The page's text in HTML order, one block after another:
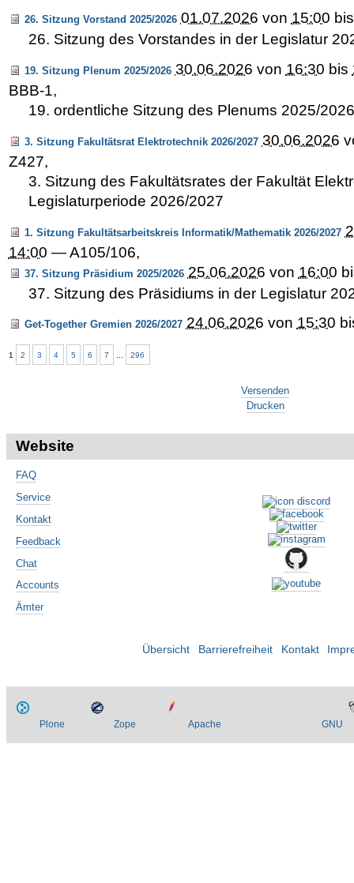
26. Sitzung Vorstand 2025/2026 01.07.2026 von 15:00
26. Sitzung des Vorstandes in der Legislatur
19. Sitzung Plenum 2025/2026 30.06.2026 von 16:30 bis
BBB-1,
19. ordentliche Sitzung des Plenums 2025/
3. Sitzung Fakultätsrat Elektrotechnik 2026/2027 30.06.2026
Z427,
3. Sitzung des Fakultätsrates der Fakultät
Legislaturperiode 2026/2027
1. Sitzung Fakultätsarbeitskreis Informatik/Mathematik 2026/2027
14:00 —A105/106,
37. Sitzung Präsidium 2025/2026 25.06.2026 von 16:00
37. Sitzung des Präsidiums in der Legislatur
Get-Together Gremien 2026/2027 24.06.2026 von 15:30
1 2 3 4 5 6 7 296
Versenden
Drucken
Website
FAQ
Service
Kontakt
Feedback
Chat
Accounts
Ämter
Übersicht Barrierefreiheit Kontakt
Plone Zope Apache GNU